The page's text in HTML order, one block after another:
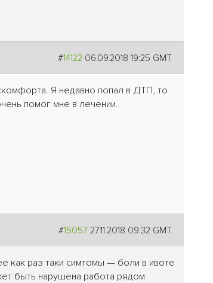
#14122 06.09.2018 19:25 GMT
Я недавно попал в ДТП, то
помог мне в лечении.
#15057 27.11.2018 09:32 GMT
как раз таки симтомы — боли в ивоте
быть нарушена работа рядом